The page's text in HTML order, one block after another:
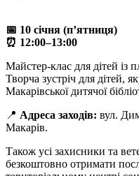
📅 10 січня (п’ятниця)
⏰ 12:00–13:00
Майстер-клас для дітей із
Творча зустріч для дітей,
Макарівської дитячої
📍 Адреса заходів: вул.
Макарів.
Також усі захисники та
безкоштовно отримати